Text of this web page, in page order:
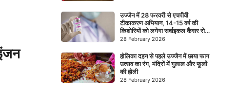
उज्जैन में 28 फरवरी से एचपीवी
टीकाकरण अभियान, 14-15 वर्ष की
किशोरियों को लगेगा सर्वाइकल कैंसर रोधी
टीका
28 February 2026
होलिका दहन से पहले उज्जैन में छाया फाग
उत्सव का रंग, मंदिरों में गुलाल और फूलों
की होली
28 February 2026